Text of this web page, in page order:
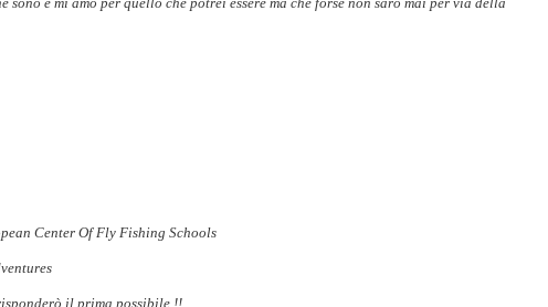
Center Of Fly Fishing Schools
il prima possibile !!